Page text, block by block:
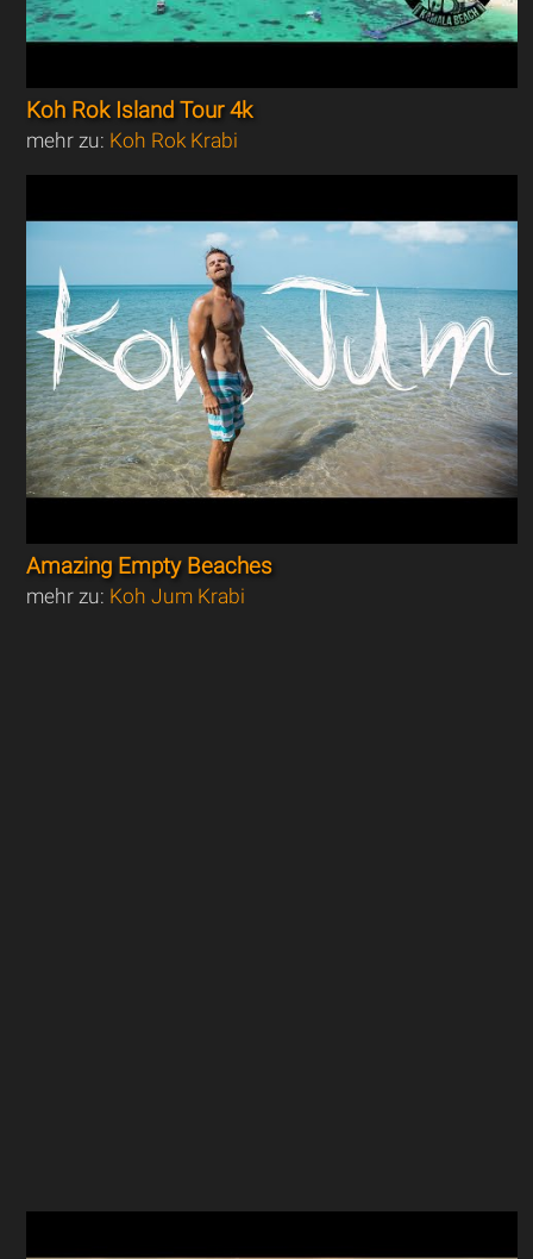
Koh Rok Island Tour 4k
mehr zu: Koh Rok Krabi
Amazing Empty Beaches
mehr zu: Koh Jum Krabi